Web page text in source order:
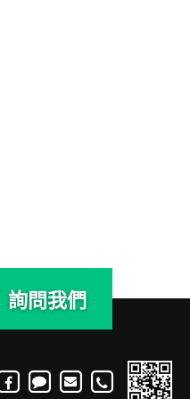
詢問我們